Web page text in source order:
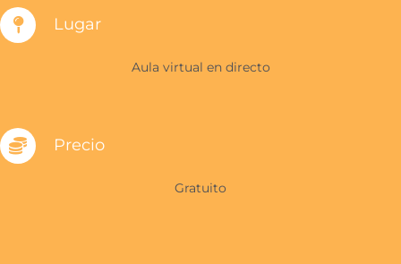
Lugar
Aula virtual en directo
Precio
Gratuito